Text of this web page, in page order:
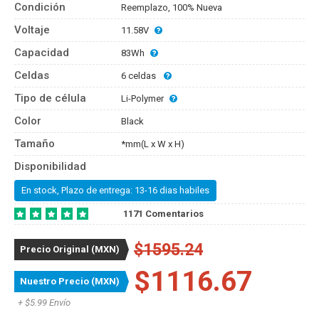
Condición Reemplazo, 100% Nueva
Voltaje 11.58V
Capacidad 83Wh
Celdas 6 celdas
Tipo de célula Li-Polymer
Color Black
Tamaño *mm(L x W x H)
Disponibilidad
En stock, Plazo de entrega: 13-16 dias habiles
1171 Comentarios
Precio Original (MXN) $1595.24
Nuestro Precio (MXN) $1116.67
+ $5.99 Envío